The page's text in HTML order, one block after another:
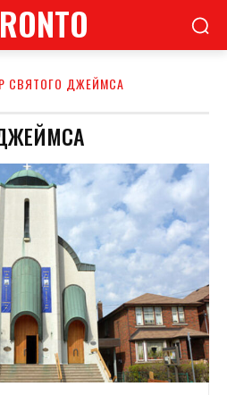
СВЯТОГО ДЖЕЙМСА